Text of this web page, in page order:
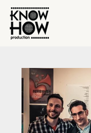
content
Skip
content